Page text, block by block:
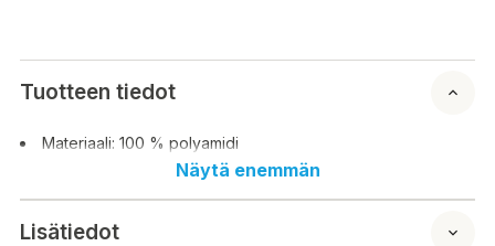
Tuotteen tiedot
Materiaali: 100 % polyamidi
Näytä enemmän
Lisätiedot